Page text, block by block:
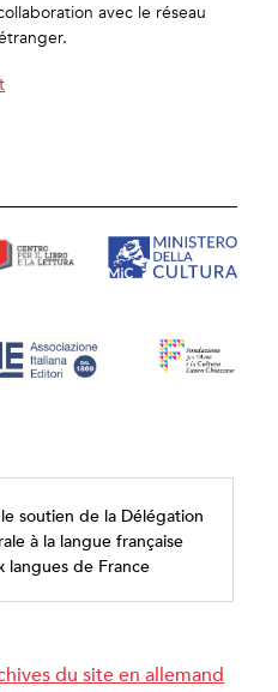
avec le réseau
soutien de la Délégation
à la langue française
langues de France
du site en allemand